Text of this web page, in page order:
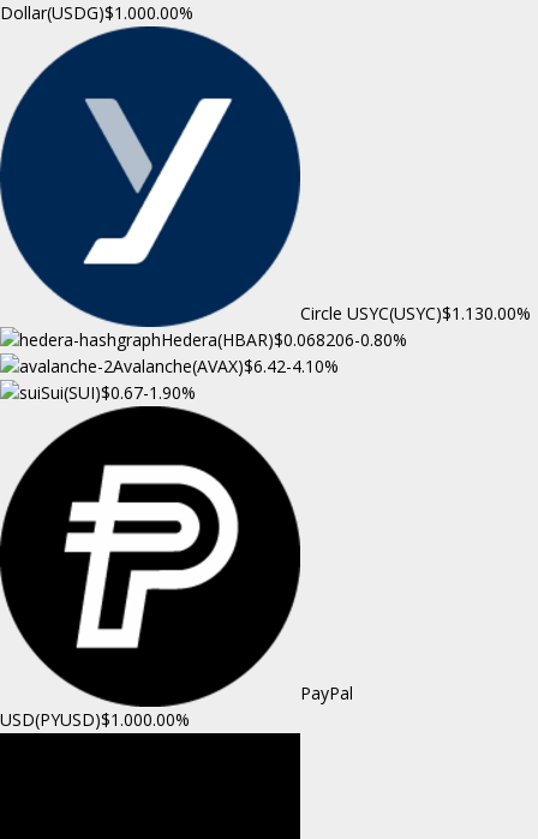
Dollar(USDG)$1.000.00%
Circle USYC(USYC)$1.130.00%
Hedera(HBAR)$0.068206-0.80%
Avalanche(AVAX)$6.42-4.10%
Sui(SUI)$0.67-1.90%
PayPal
USD(PYUSD)$1.000.00%